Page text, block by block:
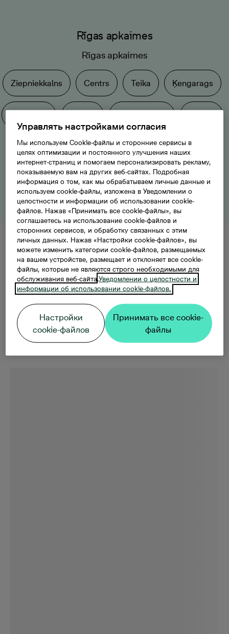
Rīgas apkaimes
Rīgas apkaimes
Ziepniekkalns Centrs Teika Ķengarags
Šampēteris Torņakalns Purvciems
Dzirciems
Bonava jaunie projekti Rīgā
Все фильтры
Управлять настройками согласия
Мы используем Cookie-файлы и сторонние сервисы в
целях оптимизации и постоянного улучшения наших
интернет-страниц и помогаем персонализировать рекламу,
показываемую вам на других веб-сайтах. Подробная
информация о том, как мы обрабатываем личные данные и
используем cookie-файлы, изложена в Уведомлении о
целостности и информации об использовании cookie-
файлов. Нажав «Принимать все cookie-файлы», вы
соглашаетесь на использование cookie-файлов и
сторонних сервисов, и обработку связанных с этим
личных данных. Нажав «Настройки cookie-файлов», вы
можете изменить категории cookie-файлов, размещаемых
на вашем устройстве, размещает и отклоняет все cookie-
файлы, которые не являются строго необходимыми для
обслуживания веб-сайта.Уведомлении о целостности и
информации об использовании cookie-файлов.
Настройки
cookie-файлов
Принимать все cookie-
файлы